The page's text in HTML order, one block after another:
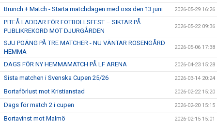
Brunch + Match - Starta matchdagen med oss den 13 juni 2026-05-29 16:26
PITEÅ LADDAR FÖR FOTBOLLSFEST – SIKTAR PÅ
PUBLIKREKORD MOT DJURGÅRDEN
2026-05-22 09:36
SJU POÄNG PÅ TRE MATCHER - NU VÄNTAR ROSENGÅRD
HEMMA
2026-05-06 17:38
DAGS FÖR NY HEMMAMATCH PÅ LF ARENA 2026-04-23 15:28
Sista matchen i Svenska Cupen 25/26 2026-03-14 20:24
Bortaförlust mot Kristianstad 2026-02-22 15:20
Dags för match 2 i cupen 2026-02-20 15:15
Bortavinst mot Malmö 2026-02-15 15:01